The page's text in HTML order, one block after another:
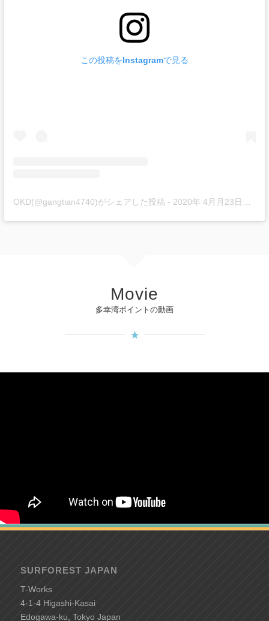
この投稿をInstagramで見る
OKD(@gangtian4740)がシェアした投稿 - 2020年 4月月23日午後5時43分PDT
Movie
多幸湾ポイントの動画
SURFOREST JAPAN
T-Works
4-1-4 Higashi-Kasai
Edogawa-ku, Tokyo Japan